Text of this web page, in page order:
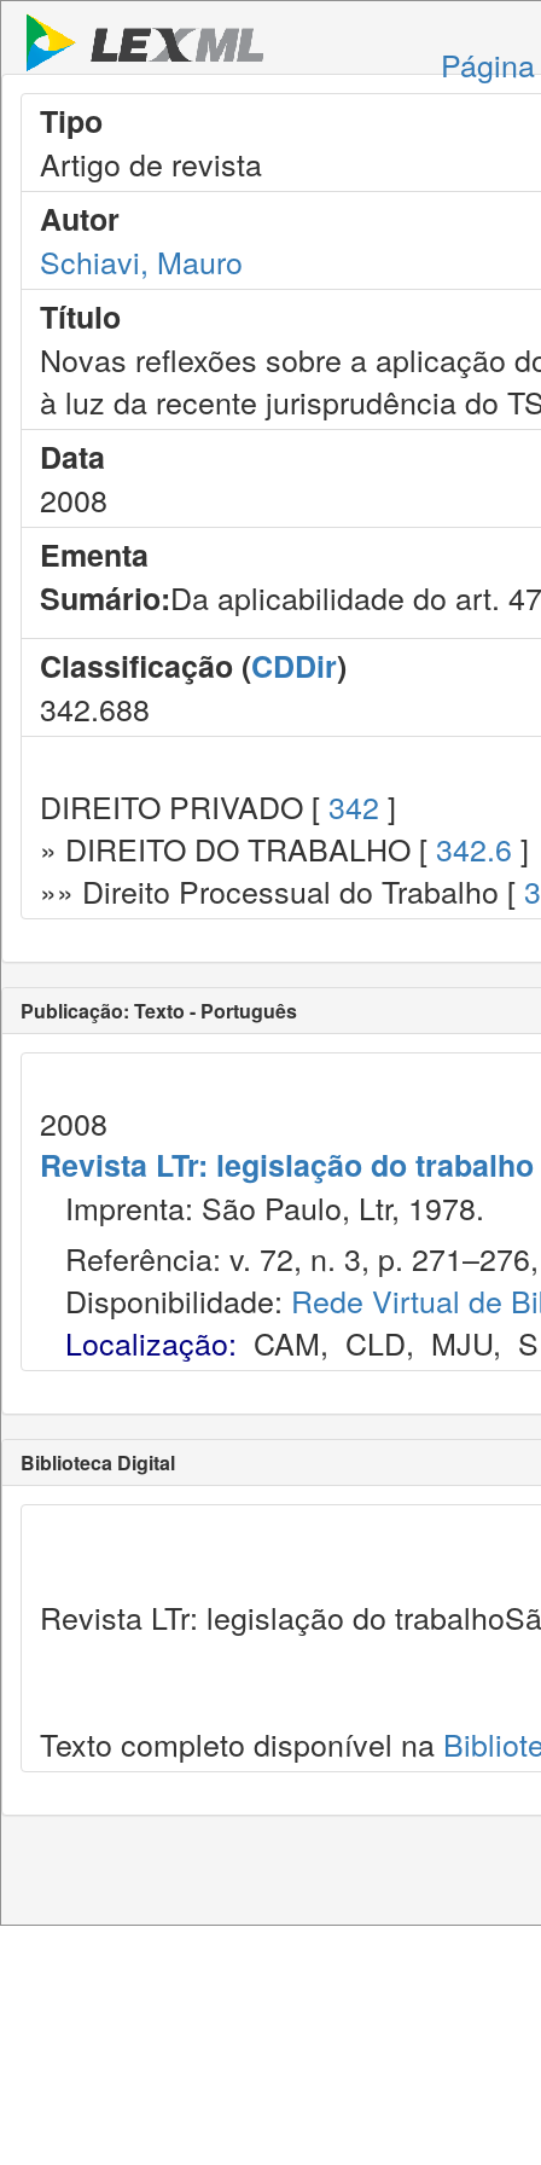
Tipo
Artigo de revista
Autor
Schiavi, Mauro
Título
Novas reflexões sobre a aplicação
à luz da recente jurisprudência do
Data
2008
Ementa
Sumário:Da aplicabilidade do art.
Classificação (CDDir)
342.688
DIREITO PRIVADO [ 342 ]
» DIREITO DO TRABALHO [ 342.6 ]
»» Direito Processual do Trabalho [
Publicação: Texto - Português
2008
Revista LTr: legislação do trabalho
Imprenta: São Paulo, Ltr, 1978.
Referência: v. 72, n. 3, p.
Disponibilidade: Rede Virtual de
Localização: CAM, CLD, MJU,
Biblioteca Digital
Revista LTr: legislação do
Texto completo disponível na